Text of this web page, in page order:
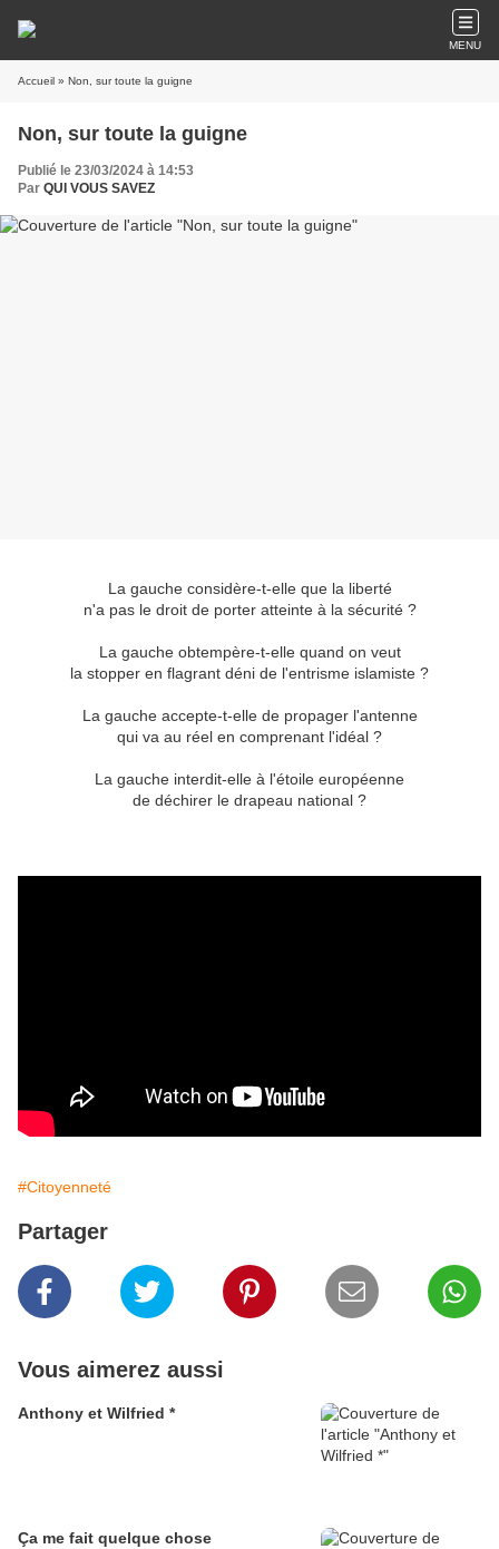
MENU
Accueil » Non, sur toute la guigne
Non, sur toute la guigne
Publié le 23/03/2024 à 14:53
Par QUI VOUS SAVEZ
La gauche considère-t-elle que la liberté
n'a pas le droit de porter atteinte à la sécurité ?
La gauche obtempère-t-elle quand on veut
la stopper en flagrant déni de l'entrisme islamiste ?
La gauche accepte-t-elle de propager l'antenne
qui va au réel en comprenant l'idéal ?
La gauche interdit-elle à l'étoile européenne
de déchirer le drapeau national ?
#Citoyenneté
Partager
Vous aimerez aussi
Anthony et Wilfried *
Ça me fait quelque chose